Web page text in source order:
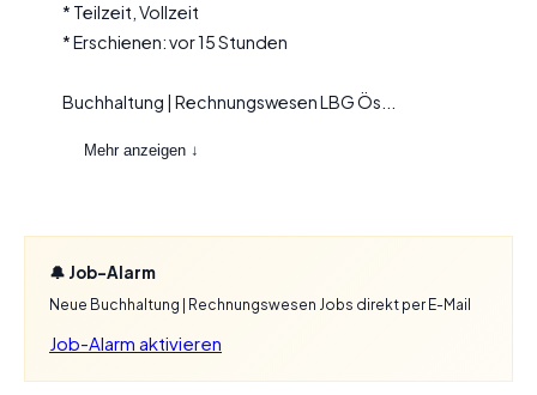
* Teilzeit, Vollzeit
* Erschienen: vor 15 Stunden
Buchhaltung | Rechnungswesen LBG Ös...
Mehr anzeigen ↓
🔔 Job-Alarm
Neue Buchhaltung | Rechnungswesen Jobs direkt per E-Mail
Job-Alarm aktivieren